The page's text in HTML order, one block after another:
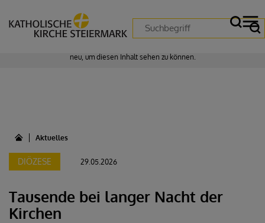
Zustimmung erforderlich!
neu, um diesen Inhalt sehen zu können.
Aktuelles
DIÖZESE 29.05.2026
Tausende bei langer Nacht der
Kirchen